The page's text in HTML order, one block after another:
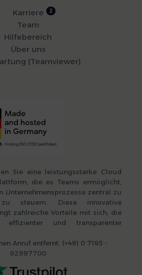
Karriere
Team
Hilfebereich
Über uns
(Teamviewer)
Sie eine leistungsstarke Cloud
die es Teams ermöglicht,
Unternehmensprozesse zentral zu
steuern. Diese innovative
zahlreiche Vorteile mit sich, die
effizienter und transparenter
Anruf entfernt: (+49) 0 7195 -
92997700
Tools